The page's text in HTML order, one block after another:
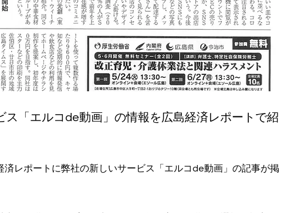
ス「エルコde動画」の情報を広島経済レポートで紹
済レポートに弊社の新しいサービス「エルコde動画」の記事が掲